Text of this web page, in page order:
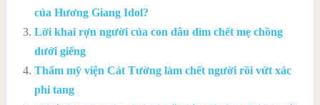
của Hương Giang Idol?
Lời khai rợn người của con dâu dìm chết mẹ chồng
dưới giếng
Thẩm mỹ viện Cát Tường làm chết người rồi vứt xác
phi tang